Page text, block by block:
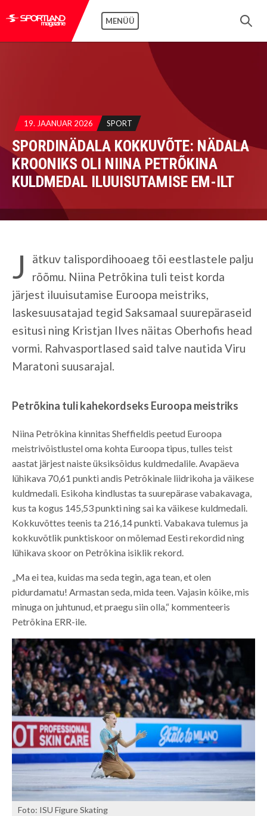
MENÜÜ
19. JAANUAR 2026 SPORT
SPORDINÄDALA KOKKUVÕTE: NÄDALA
KROONIKS OLI NIINA PETRÕKINA
KULDMEDAL ILUUISUTAMISE EM-ILT
J
ätkuv talispordihooaeg tõi eestlastele palju
rõõmu. Niina Petrõkina tuli teist korda
järjest iluuisutamise Euroopa meistriks,
laskesuusatajad tegid Saksamaal suurepäraseid
esitusi ning Kristjan Ilves näitas Oberhofis head
vormi. Rahvasportlased said talve nautida Viru
Maratoni suusarajal.
Petrõkina tuli kahekordseks Euroopa meistriks
Niina Petrõkina kinnitas Sheffieldis peetud Euroopa
meistrivõistlustel oma kohta Euroopa tipus, tulles teist
aastat järjest naiste üksiksõidus kuldmedalile. Avapäeva
lühikava 70,61 punkti andis Petrõkinale liidrikoha ja väikese
kuldmedali. Esikoha kindlustas ta suurepärase vabakavaga,
kus ta kogus 145,53 punkti ning sai ka väikese kuldmedali.
Kokkuvõttes teenis ta 216,14 punkti. Vabakava tulemus ja
kokkuvõtlik punktiskoor on mõlemad Eesti rekordid ning
lühikava skoor on Petrõkina isiklik rekord.
„Ma ei tea, kuidas ma seda tegin, aga tean, et olen
pidurdamatu! Armastan seda, mida teen. Vajasin kõike, mis
minuga on juhtunud, et praegu siin olla,“ kommenteeris
Petrõkina ERR-ile.
Foto: ISU Figure Skating